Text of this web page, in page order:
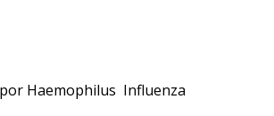
Haemophilus Influenza